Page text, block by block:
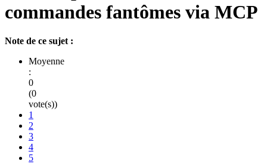
commandes fantômes via MCP
Note de ce sujet :
Moyenne
:
0
(0
vote(s))
1
2
3
4
5